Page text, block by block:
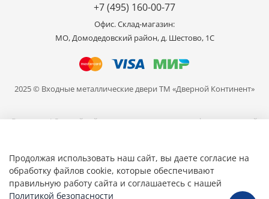
+7 (495) 160-00-77
Офис. Склад-магазин:
МО, Домодедовский район, д. Шестово, 1C
2025 © Входные металлические двери ТМ «Дверной Континент»
Внимание! Данный сайт носит исключительно информационный
представленной на сайте может отличаться от реального, в связи
с различными настройками ваших устройств для просмотра.
Общество с ограниченной ответственностью «Мир Дверей» ИНН
7709463805 ОГРН 1157746671081
Продолжая использовать наш сайт, вы даете согласие на
обработку файлов cookie, которые обеспечивают
правильную работу сайта и соглашаетесь с нашей
Политикой безопасности